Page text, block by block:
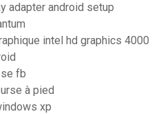
adapter android setup
intel hd graphics 4000
fb
à pied
xp